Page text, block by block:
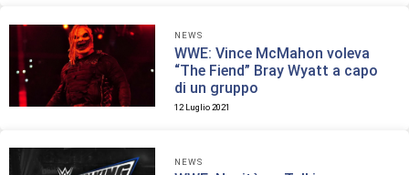
NEWS
WWE: Vince McMahon voleva
“The Fiend” Bray Wyatt a capo
di un gruppo
12 Luglio 2021
NEWS